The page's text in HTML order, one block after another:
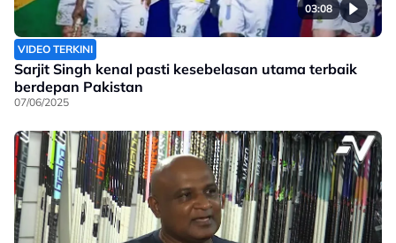
03:08
VIDEO TERKINI
Sarjit Singh kenal pasti kesebelasan utama terbaik
berdepan Pakistan
07/06/2025